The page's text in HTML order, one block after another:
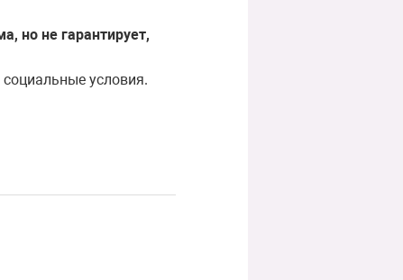
но не гарантирует,
условия.